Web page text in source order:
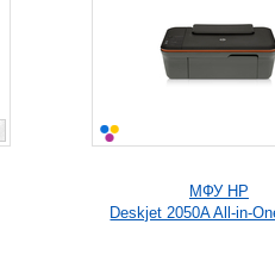
МФУ HP
Deskjet 2050A All-in-